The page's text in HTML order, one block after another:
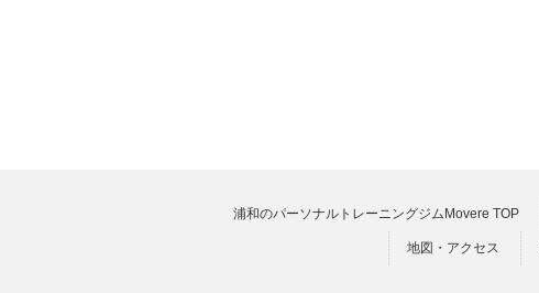
浦和のパーソナルトレーニングジムMovere TOP
地図・アクセス